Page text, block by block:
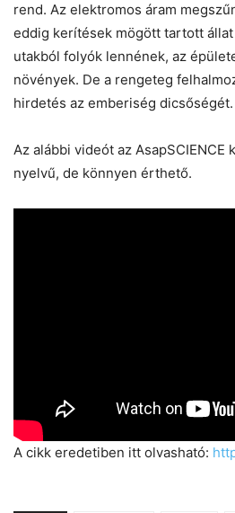
rend. Az elektromos áram
eddig kerítések mögött tartott állat
utakból folyók lennének, az
növények. De a rengeteg
hirdetés az emberiség dicsőségét.
Az alábbi videót az AsapSCIENCE
nyelvű, de könnyen érthető.
A cikk eredetiben itt olvasható:
Chat
Helló! Miben segíthetek ma?